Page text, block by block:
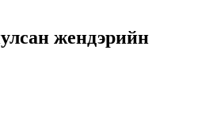
жендэрийн